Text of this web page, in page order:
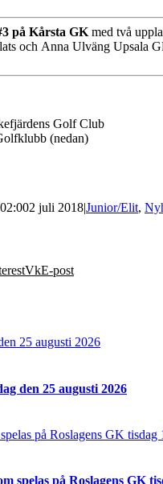
på Kårsta GK med två
och Anna Ulväng Upsala
Golf Club
(nedan)
2 juli 2018|Junior/Elit,
VkE-post
25 augusti 2026
den 25 augusti 2026
på Roslagens GK tisdag
spelas på Roslagens GK